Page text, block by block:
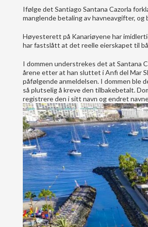
Ifølge det Santiago Santana Cazorla
manglende betaling av havneavgifter,
Høyesterett på Kanariøyene har
har fastslått at det reelle eierskapet til
I dommen understrekes det at Santana
årene etter at han sluttet i Anfi del Mar
påfølgende anmeldelsen. I dommen ble
så plutselig å kreve den tilbakebetalt.
registrere den i sitt navn og endret